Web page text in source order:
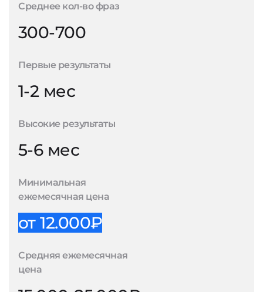
Среднее кол-во фраз
300-700
Первые результаты
1-2 мес
Высокие результаты
5-6 мес
Минимальная
ежемесячная цена
от 12.000₽
Средняя ежемесячная
цена